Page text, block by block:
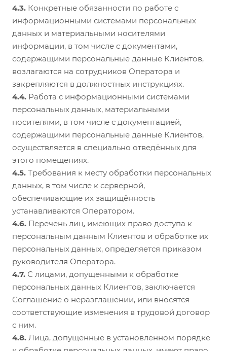
4.3. Конкретные обязанности по работе с
информационными системами персональных
данных и материальными носителями
информации, в том числе с документами,
содержащими персональные данные Клиентов,
возлагаются на сотрудников Оператора и
закрепляются в должностных инструкциях.
4.4. Работа с информационными системами
персональных данных, материальными
носителями, в том числе с документацией,
содержащими персональные данные Клиентов,
осуществляется в специально отведённых для
этого помещениях.
4.5. Требования к месту обработки персональных
данных, в том числе к серверной,
обеспечивающие их защищённость
устанавливаются Оператором.
4.6. Перечень лиц, имеющих право доступа к
персональным данным Клиентов и обработке их
персональных данных, определяется приказом
руководителя Оператора.
4.7. С лицами, допущенными к обработке
персональных данных Клиентов, заключается
Соглашение о неразглашении, или вносятся
соответствующие изменения в трудовой договор
с ним.
4.8. Лица, допущенные в установленном порядке